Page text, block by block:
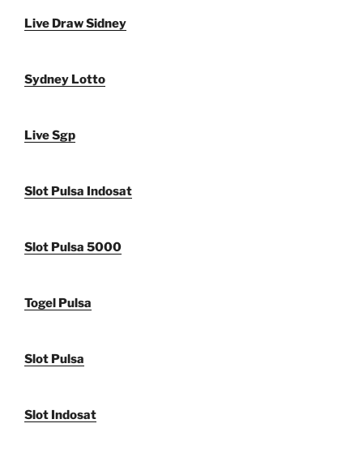
Live Draw Sidney
Sydney Lotto
Live Sgp
Slot Pulsa Indosat
Slot Pulsa 5000
Togel Pulsa
Slot Pulsa
Slot Indosat